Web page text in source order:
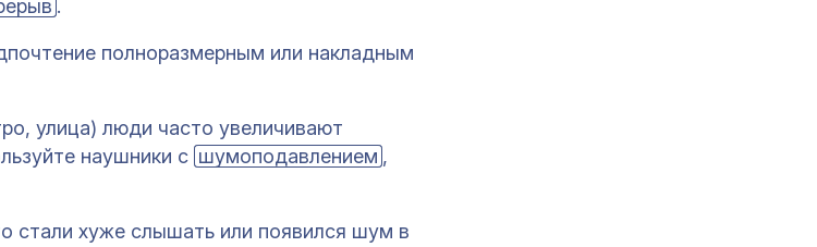
.
полноразмерным или накладным
улица) люди часто увеличивают
наушники с шумоподавлением ,
стали хуже слышать или появился шум в